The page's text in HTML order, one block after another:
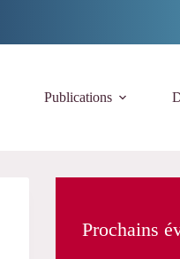
Publications
Prochains